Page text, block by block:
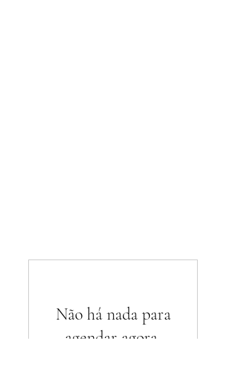
Não há nada para
agendar agora.